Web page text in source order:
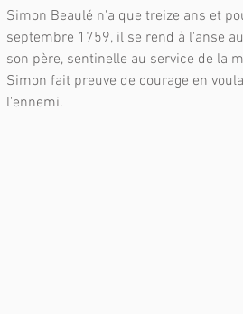
Simon Beaulé n'a que treize ans et
septembre 1759, il se rend à l'anse
son père, sentinelle au service de la
Simon fait preuve de courage en
l'ennemi.